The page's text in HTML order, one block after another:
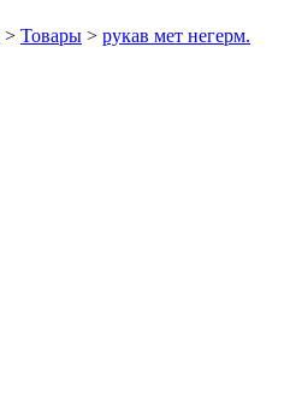
> Товары > рукав мет негерм.